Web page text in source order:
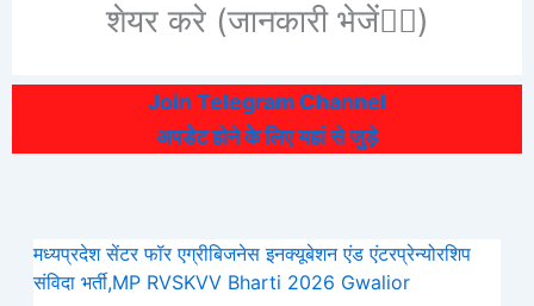
शेयर करे (जानकारी भेजें👆🏻)
Join Telegram Channel
अपडेट होने के लिए यहां से जुड़े
मध्यप्रदेश सेंटर फॉर एग्रीबिजनेस इनक्यूबेशन एंड एंटरप्रेन्योरशिप
संविदा भर्ती,MP RVSKVV Bharti 2026 Gwalior